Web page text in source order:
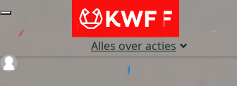
Alles over acties